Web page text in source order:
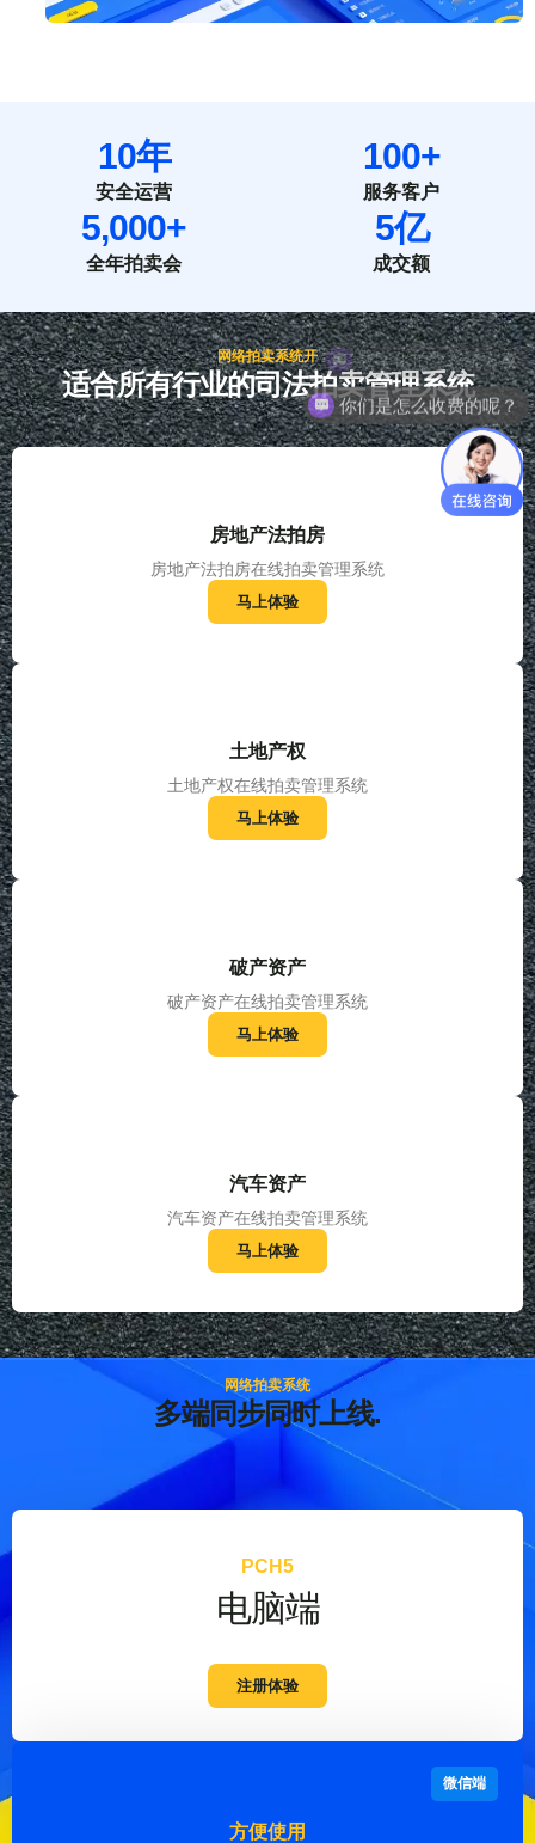
安全运营
10年
服务客户
100+
全年拍卖会
5,000+
成交额
5亿
网络拍卖系统开
适合所有行业的司法拍卖管理系统
房地产法拍房
房地产法拍房在线拍卖管理系统
马上体验
土地产权
土地产权在线拍卖管理系统
马上体验
破产资产
破产资产在线拍卖管理系统
马上体验
汽车资产
汽车资产在线拍卖管理系统
马上体验
网络拍卖系统
多端同步同时上线.
PCH5
电脑端
注册体验
微信端
方便使用
你们是怎么收费的呢？